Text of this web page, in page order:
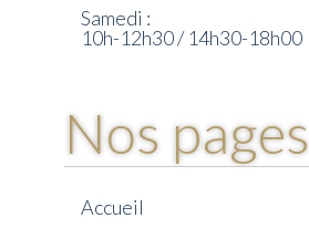
Samedi :
10h-12h30 / 14h30-18h00
Nos pages
Accueil